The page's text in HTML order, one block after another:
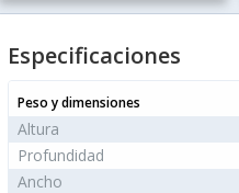
Especificaciones
Peso y dimensiones
Altura
Profundidad
Ancho